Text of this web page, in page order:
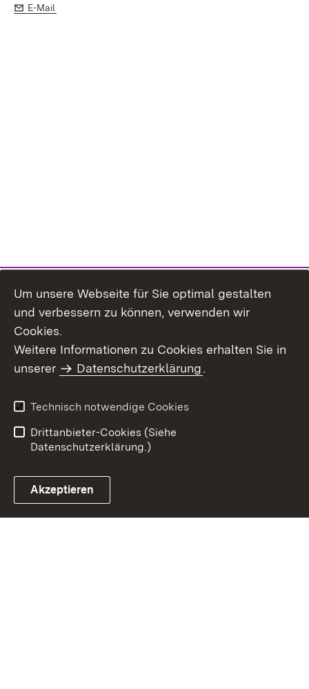
E-Mail:
E-Mail
Benutzungshinweise
Erklärung zur
Um unsere Webseite für Sie optimal gestalten
und verbessern zu können, verwenden wir
Cookies.
Weitere Informationen zu Cookies erhalten Sie in
unserer
Datenschutzerklärung.
Technisch notwendige Cookies
Drittanbieter-Cookies (Siehe
Datenschutzerklärung.)
Akzeptieren